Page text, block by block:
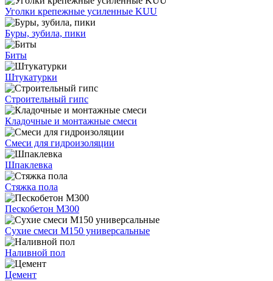
Уголки крепежные усиленные KUU
Буры, зубила, пики
Биты
Штукатурки
Строительный гипс
Кладочные и монтажные смеси
Смеси для гидроизоляции
Шпаклевка
Стяжка пола
Пескобетон М300
Сухие смеси М150 универсальные
Наливной пол
Цемент